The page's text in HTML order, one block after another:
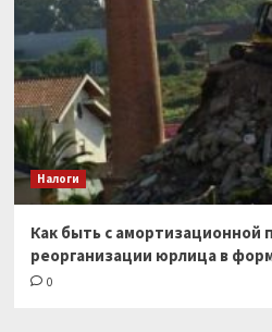
Налоги
Как быть с амортизационной
реорганизации юрлица в
0